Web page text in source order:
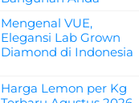
Mengenal VUE,
Elegansi Lab Grown
Diamond di Indonesia
Harga Lemon per Kg